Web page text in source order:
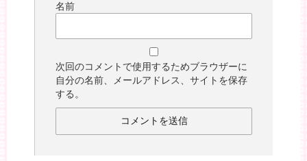
名前
次回のコメントで使用するためブラウザーに
自分の名前、メールアドレス、サイトを保存
する。